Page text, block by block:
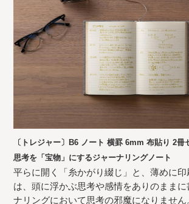
〔トレジャー〕B6 ノート 横罫 6mm 布貼り 2冊
思考を「宝物」にするジャーナリングノート
平らに開く「糸かがり綴じ」と、薄めに
は、頭に浮かぶ思考や感情をありのまま
ナリングにおいて思考の邪魔になりません